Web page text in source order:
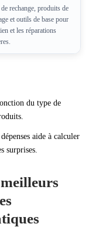
de rechange, produits de
et outils de base pour
et les réparations
du type de
aide à calculer
surprises.